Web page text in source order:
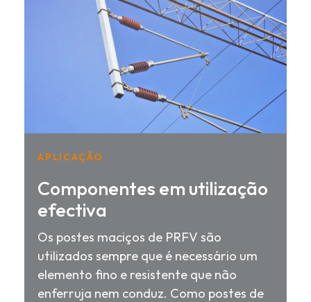
APLICAÇÃO
Componentes em utilização
efectiva
Os postes maciços de PRFV são
utilizados sempre que é necessário um
elemento fino e resistente que não
enferruja nem conduz. Como postes de